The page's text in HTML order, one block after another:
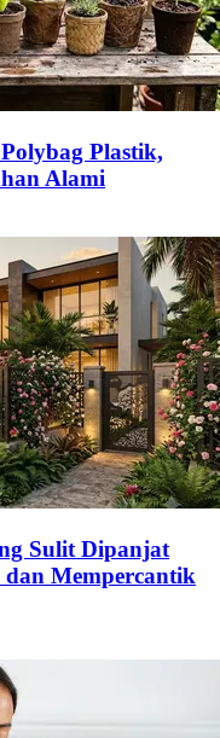
Plastik,
Alami
Sulit Dipanjat
Mempercantik